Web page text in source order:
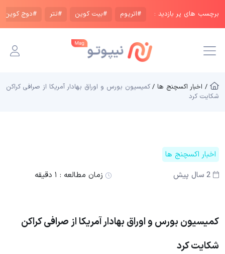
برچسب های پر بازدید : #اتریوم #بیت کوین #تتر #دوج کوین
/ اخبار اکسچنج ها /کمیسیون بورس و اوراق بهادار آمریکا از صرافی کراکن
شکایت کرد
اخبار اکسچنج ها
2 سال پیش
زمان مطالعه : ۱ دقیقه
کمیسیون بورس و اوراق بهادار آمریکا از صرافی کراکن
شکایت کرد